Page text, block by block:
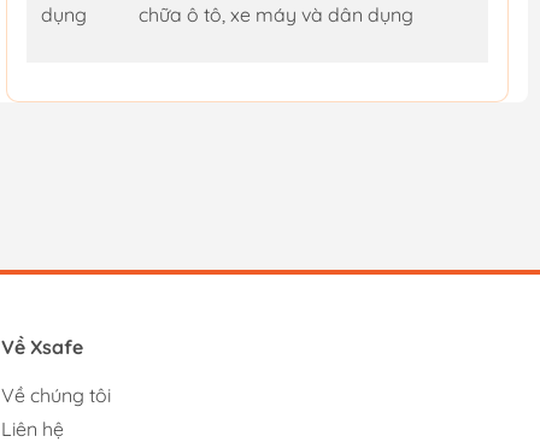
dụng
chữa ô tô, xe máy và dân dụng
Về Xsafe
Về chúng tôi
Liên hệ